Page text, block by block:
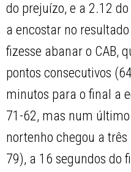
do prejuízo, e a 2.12
a encostar no
fizesse abanar o CAB,
pontos consecutivos
minutos para o final a
71-62, mas num
nortenho chegou a
79), a 16 segundos do